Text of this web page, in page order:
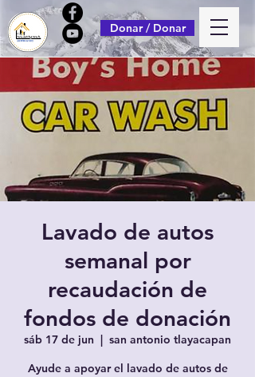
Donar / Donar
Lavado de autos
semanal por
recaudación de
fondos de donación
sáb 17 de jun
  |
san antonio tlayacapan
Ayude a apoyar el lavado de autos de